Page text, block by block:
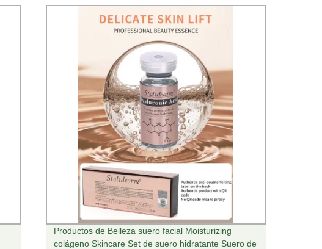
Productos de Belleza suero facial Moisturizing
colágeno Skincare Set de suero hidratante Suero de